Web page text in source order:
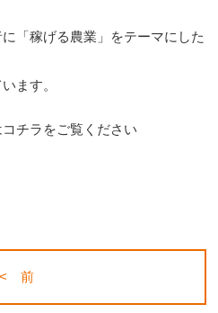
「稼げる農業」をテーマにした
ます。
チラをご覧ください
< 前